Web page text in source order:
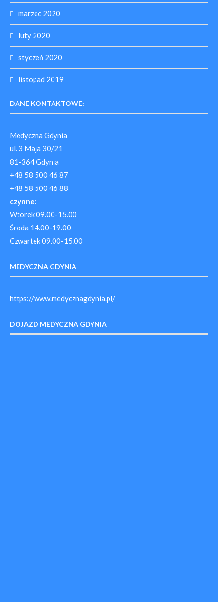
marzec 2020
luty 2020
styczeń 2020
listopad 2019
DANE KONTAKTOWE:
Medyczna Gdynia
ul. 3 Maja 30/21
81-364 Gdynia
+48 58 500 46 87
+48 58 500 46 88
czynne:
Wtorek 09.00-15.00
Środa 14.00-19.00
Czwartek 09.00-15.00
MEDYCZNA GDYNIA
https://www.medycznagdynia.pl/
DOJAZD MEDYCZNA GDYNIA